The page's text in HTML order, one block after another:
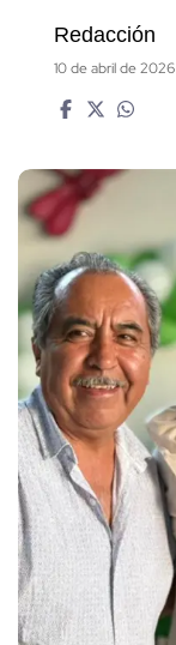
Redacción
10 de abril de 2026